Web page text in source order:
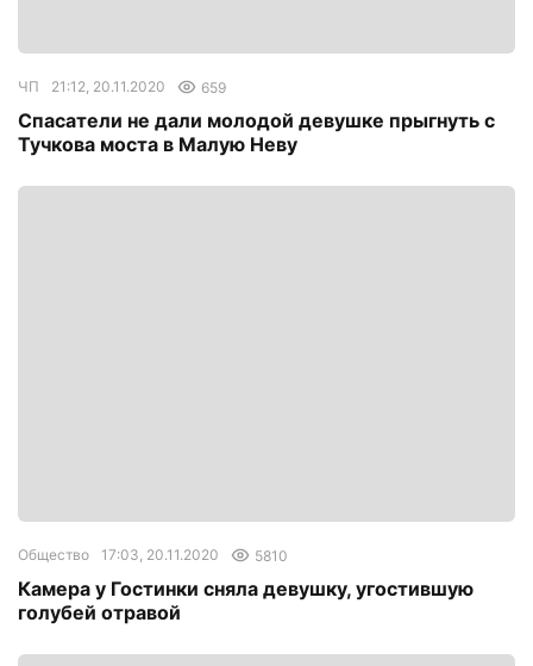
ЧП 21:12, 20.11.2020 659
Спасатели не дали молодой девушке прыгнуть с
Тучкова моста в Малую Неву
Общество 17:03, 20.11.2020 5810
Камера у Гостинки сняла девушку, угостившую
голубей отравой